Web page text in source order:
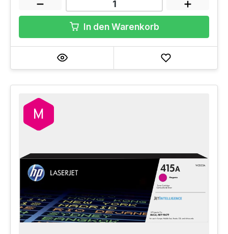
In den Warenkorb